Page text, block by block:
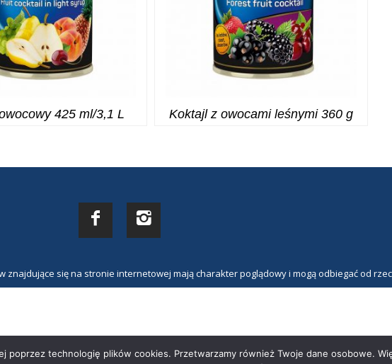
425 ml/3,1 L Koktajl z owocami leśnymi 360 g
znajdujące się na stronie internetowej mają charakter poglądowy i mogą odbiegać od
technologię plików cookies. Przetwarzamy również Twoje dane osobowe.